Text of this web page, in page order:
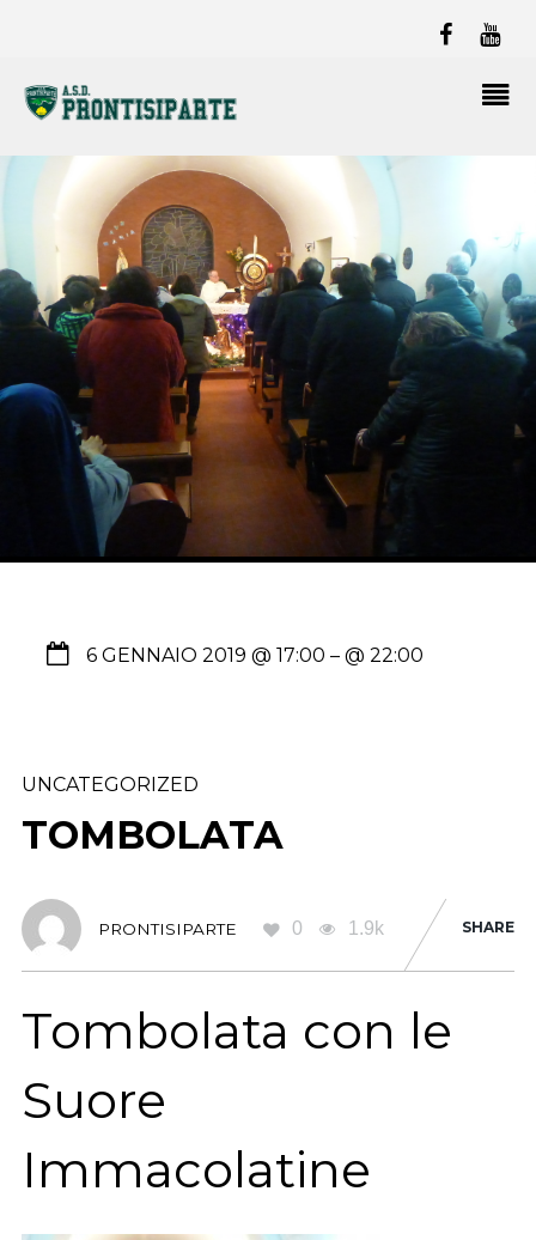
6 GENNAIO 2019 @ 17:00 – @ 22:00
UNCATEGORIZED
TOMBOLATA
PRONTISIPARTE 0 1.9k SHARE
Tombolata con le
Suore
Immacolatine